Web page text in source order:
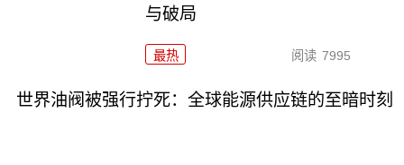
与破局
最热 阅读 7995
世界油阀被强行拧死：全球能源供应链的至暗时刻